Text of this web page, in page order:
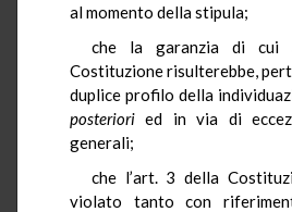
al momento della stipula;
che la garanzia di cui
Costituzione risulterebbe,
duplice profilo della
posteriori ed in via di
generali;
che l’art. 3 della
violato tanto con